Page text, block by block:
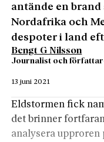
antände en
Nordafrika och
despoter i land
Bengt G Nilsson
Journalist och
13 juni 2021
Eldstormen fick
det brinner
analysera